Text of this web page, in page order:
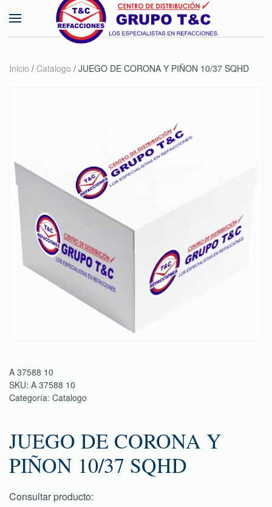
Skip to main content
Inicio / Catalogo / JUEGO DE CORONA Y PIÑON 10/37 SQHD
A 37588 10
SKU: A 37588 10
Categoría: Catalogo
JUEGO DE CORONA Y
PIÑON 10/37 SQHD
Consultar producto: